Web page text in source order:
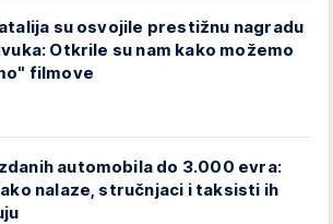
su osvojile prestižnu nagradu
Otkrile su nam kako možemo
filmove
automobila do 3.000 evra:
nalaze, stručnjaci i taksisti ih